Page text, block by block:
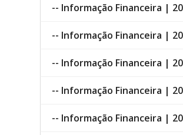
-- Informação Financeira |
-- Informação Financeira |
-- Informação Financeira |
-- Informação Financeira |
-- Informação Financeira |